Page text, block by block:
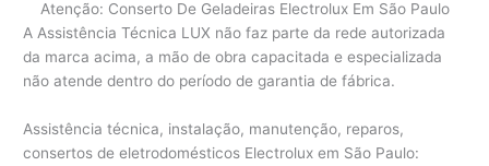
Atenção: Conserto De Geladeiras Electrolux Em São Paulo
A Assistência Técnica LUX não faz parte da rede autorizada
da marca acima, a mão de obra capacitada e especializada
não atende dentro do período de garantia de fábrica.
Assistência técnica, instalação, manutenção, reparos,
consertos de eletrodomésticos Electrolux em São Paulo: